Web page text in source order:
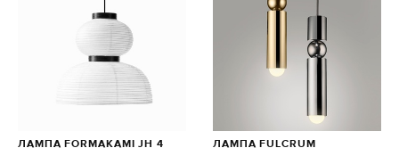
ЛАМПА FORMAKAMI JH 4 ЛАМПА FULCRUM